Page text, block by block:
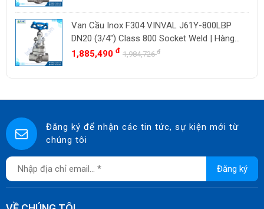
TAMAKI
ASAHI
SWISSFLUID
KUNKLE
SINGAFLEX
DKM
JOKWANG
Van Cầu Inox F304 VINVAL J61Y-800LBP
DN20 (3/4") Class 800 Socket Weld | Hàng
Có Sẵn
1,885,490 đ 1,984,726đ
Đăng ký để nhận các tin tức, sự kiện mới từ
chúng tôi
Đăng ký